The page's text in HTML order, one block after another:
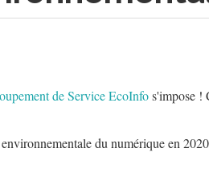
de Service EcoInfos'impose !
du numérique en